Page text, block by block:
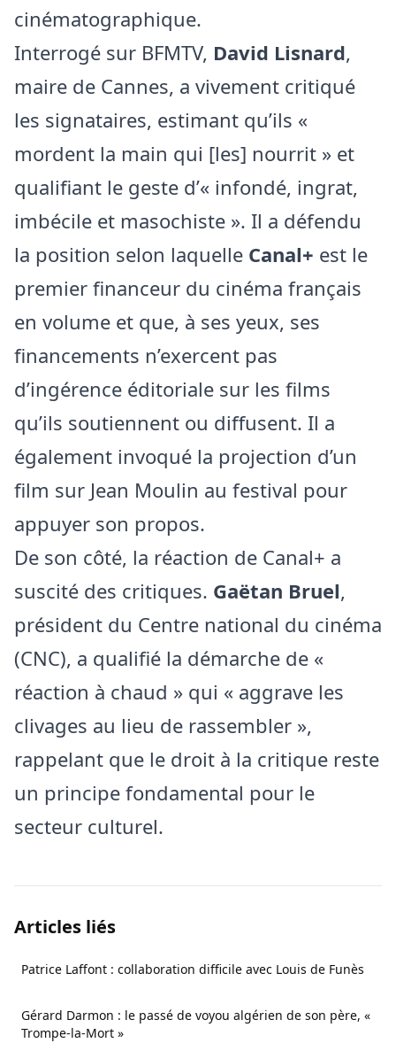
cinématographique.
Interrogé sur BFMTV, David Lisnard,
maire de Cannes, a vivement critiqué
les signataires, estimant qu’ils «
mordent la main qui [les] nourrit » et
qualifiant le geste d’« infondé, ingrat,
imbécile et masochiste ». Il a défendu
la position selon laquelle Canal+ est le
premier financeur du cinéma français
en volume et que, à ses yeux, ses
financements n’exercent pas
d’ingérence éditoriale sur les films
qu’ils soutiennent ou diffusent. Il a
également invoqué la projection d’un
film sur Jean Moulin au festival pour
appuyer son propos.
De son côté, la réaction de Canal+ a
suscité des critiques. Gaëtan Bruel,
président du Centre national du cinéma
(CNC), a qualifié la démarche de «
réaction à chaud » qui « aggrave les
clivages au lieu de rassembler »,
rappelant que le droit à la critique reste
un principe fondamental pour le
secteur culturel.
Articles liés
Patrice Laffont : collaboration difficile avec Louis de Funès
Gérard Darmon : le passé de voyou algérien de son père, «
Trompe‑la‑Mort »